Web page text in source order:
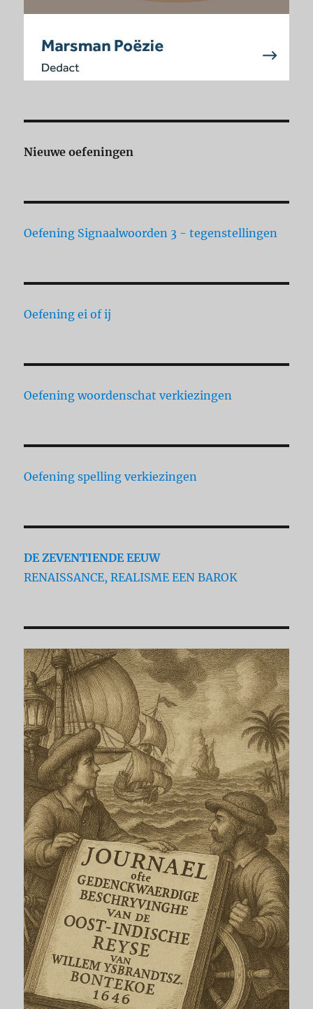
Nieuwe oefeningen
Oefening Signaalwoorden 3 - tegenstellingen
Oefening ei of ij
Oefening woordenschat verkiezingen
Oefening spelling verkiezingen
DE ZEVENTIENDE EEUW
RENAISSANCE, REALISME EEN BAROK